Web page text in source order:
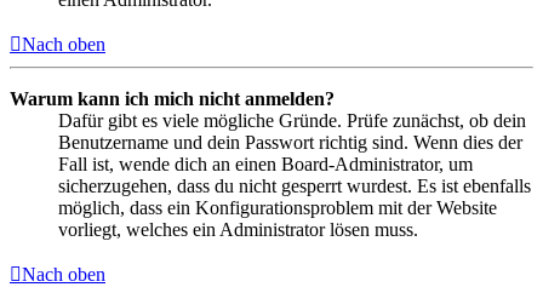
Nach oben
Warum kann ich mich nicht anmelden?
Dafür gibt es viele mögliche Gründe. Prüfe zunächst, ob dein
Benutzername und dein Passwort richtig sind. Wenn dies der
Fall ist, wende dich an einen Board-Administrator, um
sicherzugehen, dass du nicht gesperrt wurdest. Es ist ebenfalls
möglich, dass ein Konfigurationsproblem mit der Website
vorliegt, welches ein Administrator lösen muss.
Nach oben